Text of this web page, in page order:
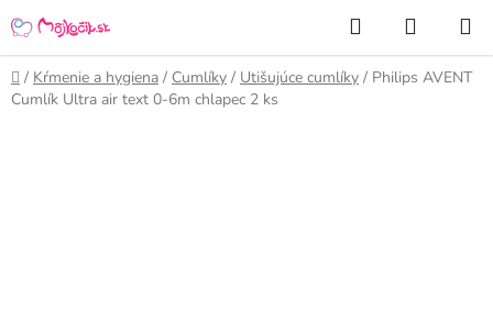
na
obsah
Hľadať
KOŠÍK
Domov
/ Kŕmenie a hygiena / Cumlíky / Utišujúce cumlíky / Philips AVENT
Cumlík Ultra air text 0-6m chlapec 2 ks